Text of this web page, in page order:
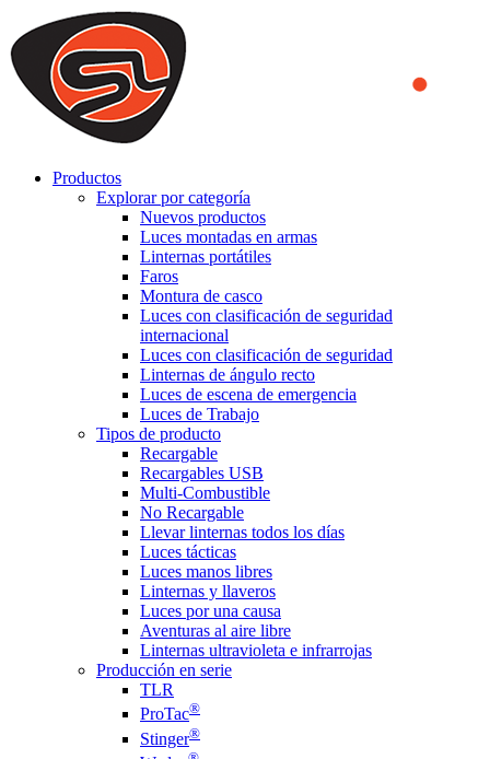
We use cookies to ensure that we provide you the best experience
on our website. By continuing to browse this website, you accept
that cookies are used to help us analyze how the website is used and
to offer you a better experience. To learn more or to find out how
you can disable cookies, you can access our
Productos
Explorar por categoría
Nuevos productos
Luces montadas en armas
Linternas portátiles
Faros
Montura de casco
Luces con clasificación de seguridad
internacional
Luces con clasificación de seguridad
Linternas de ángulo recto
Luces de escena de emergencia
Luces de Trabajo
Tipos de producto
Recargable
Recargables USB
Multi-Combustible
No Recargable
Llevar linternas todos los días
Luces tácticas
Luces manos libres
Linternas y llaveros
Luces por una causa
Aventuras al aire libre
Linternas ultravioleta e infrarrojas
Producción en serie
TLR
ProTac®
Stinger®